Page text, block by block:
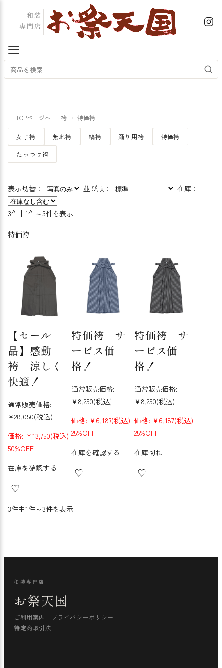
TOPページへ 袴 特価袴
女子袴 無地袴 縞袴 踊り用袴 特価袴
たっつけ袴
表示切替： 並び順： 在庫：
3件中1件～3件を表示
特価袴
【セール
品】感動
袴 涼しく
快適！
通常販売価格:
¥28,050(税込)
価格: ¥13,750(税込)
50%OFF
在庫を確認する
特価袴 サ
ービス価
格！
通常販売価格:
¥8,250(税込)
価格: ¥6,187(税込)
25%OFF
在庫を確認する
特価袴 サ
ービス価
格！
通常販売価格:
¥8,250(税込)
価格: ¥6,187(税込)
25%OFF
在庫切れ
3件中1件～3件を表示
和装専門店
お祭天国
ご利用案内
特定商取引法
プライバシーポリシー